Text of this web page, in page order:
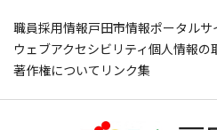
職員採用情報戸田市情報ポータルサ
ウェブアクセシビリティ個人情報の
著作権について リンク集